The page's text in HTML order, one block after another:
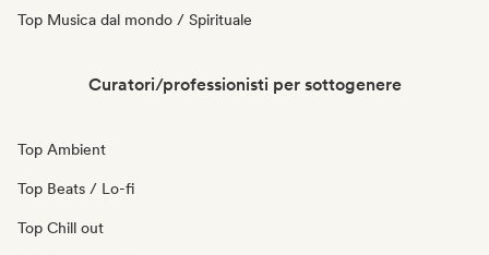
Top Musica dal mondo / Spirituale
Curatori/professionisti per sottogenere
Top Ambient
Top Beats / Lo-fi
Top Chill out